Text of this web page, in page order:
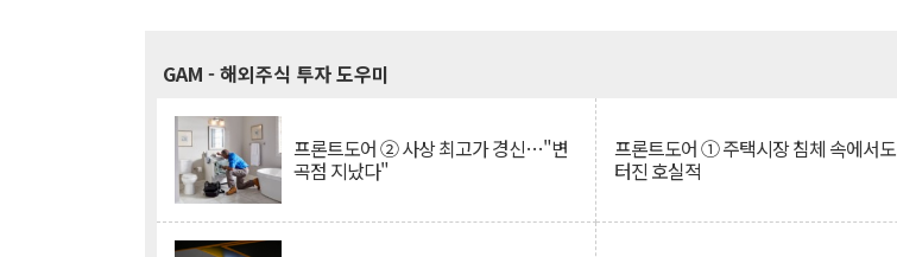
GAM - 해외주식 투자 도우미
프론트도어 ② 사상 최고가 경신…"변
곡점 지났다"
프론트도어 ① 주택시장 침체 속에서도
터진 호실적